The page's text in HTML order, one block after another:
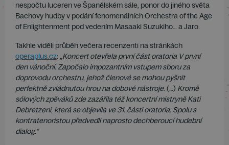
nespočtu luceren ve Španělském sále, ponor do jiného světa
Bachovy hudby v podání fenomenálních Orchestra of the Age
of Enlightenment pod vedením Masaaki Suzukiho… a Jaro.
Takhle viděli průběh večera recenzenti na stránkách
operaplus.cz: „Koncert otevřela první část oratoria V první
den vánoční. Započalo impozantním vstupem sboru za
doprovodu orchestru, jehož členové se mohou pyšnit
perfektně zvládnutou hrou na dobové nástroje. (…) Kromě
sólových zpěváků zde zazářila též koncertní mistryně Kati
Debretzeni, která se objevila ve 31. části oratoria. Spolu s
kontratenoristou předvedli naprosto dechberoucí hudební
dialog.“